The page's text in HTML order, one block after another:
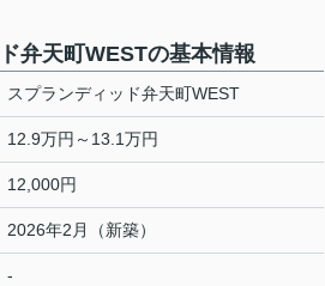
弁天町WESTの基本情報
スプランディッド弁天町WEST
12.9万円～13.1万円
12,000円
2026年2月（新築）
-